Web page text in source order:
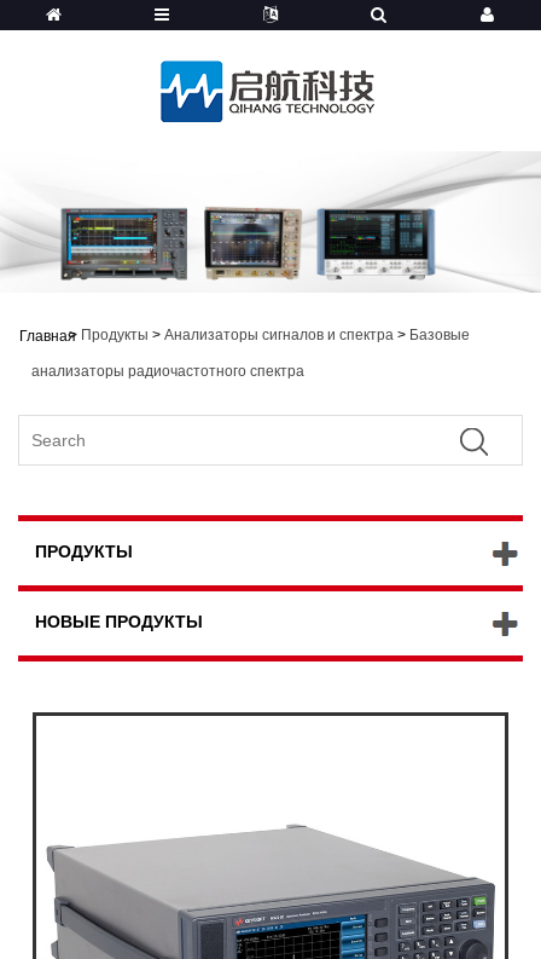
Главная
> Продукты > Анализаторы сигналов и спектра > Базовые
анализаторы радиочастотного спектра
ПРОДУКТЫ
НОВЫЕ ПРОДУКТЫ